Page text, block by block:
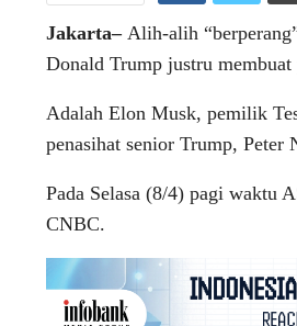
Jakarta– Alih-alih
Donald Trump justru
Adalah Elon Musk, pemilik
penasihat senior Trump, Peter
Pada Selasa (8/4) pagi waktu
CNBC.